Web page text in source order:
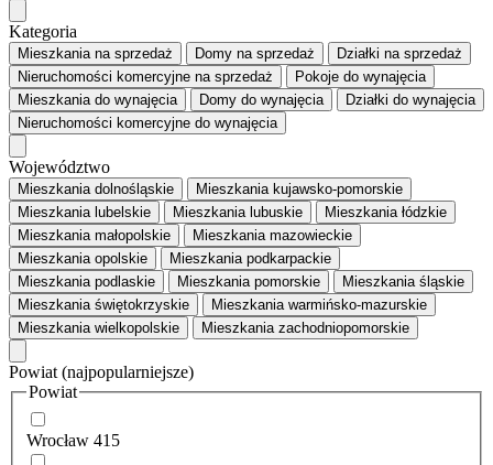
Kategoria
Mieszkaniana sprzedaż Domy na sprzedaż Działki na sprzedaż
Nieruchomości komercyjne na sprzedaż Pokoje do wynajęcia
Mieszkaniado wynajęcia Domy do wynajęcia Działki do wynajęcia
Nieruchomości komercyjne do wynajęcia
Województwo
Mieszkania dolnośląskie
Mieszkania kujawsko-pomorskie
Mieszkania lubelskie
Mieszkania lubuskie
Mieszkania łódzkie
Mieszkania małopolskie
Mieszkania mazowieckie
Mieszkania opolskie
Mieszkania podkarpackie
Mieszkania podlaskie
Mieszkania pomorskie
Mieszkania śląskie
Mieszkania świętokrzyskie
Mieszkania warmińsko-mazurskie
Mieszkania wielkopolskie
Mieszkania zachodniopomorskie
Powiat (najpopularniejsze)
Powiat
Wrocław 415